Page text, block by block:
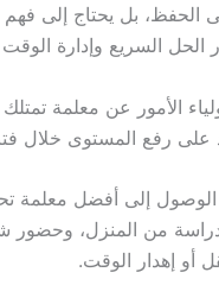
الحفظ، بل يحتاج إلى
السريع وإدارة الوقت
الأمور عن معلمة
على رفع المستوى خلال
الوصول إلى أفضل معلمة
من المنزل، وحضور
أو إهدار الوقت.